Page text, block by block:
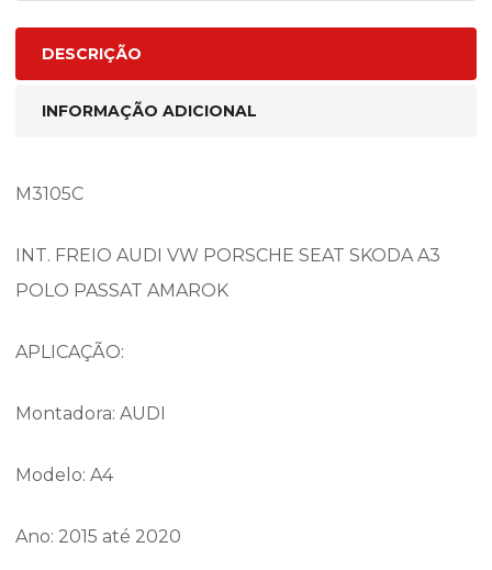
DESCRIÇÃO
INFORMAÇÃO ADICIONAL
M3105C
INT. FREIO AUDI VW PORSCHE SEAT SKODA A3
POLO PASSAT AMAROK
APLICAÇÃO:
Montadora: AUDI
Modelo: A4
Ano: 2015 até 2020